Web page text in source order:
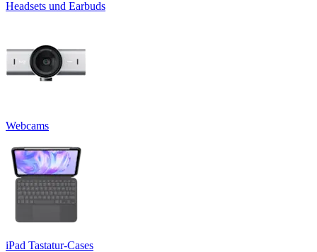
Headsets und Earbuds
Webcams
iPad Tastatur-Cases